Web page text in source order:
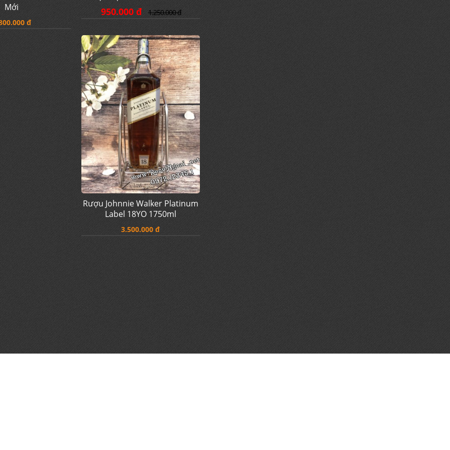
Mới
đ
950.000 đ 1.250.000 đ
Rượu Johnnie Walker Platinum
Label 18YO 1750ml
3.500.000 đ